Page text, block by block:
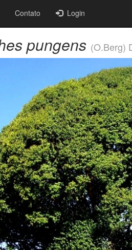
Contato Login
pungens (O.Berg)